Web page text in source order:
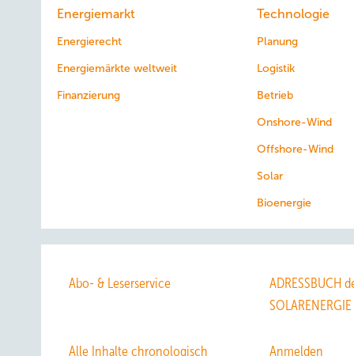
Energiemarkt
Energierecht
Energiemärkte weltweit
Finanzierung
Technologie
Planung
Logistik
Betrieb
Onshore-Wind
Offshore-Wind
Solar
Bioenergie
Abo- & Leserservice
ADRESSBUCH
SOLARENERGIE
Alle Inhalte chronologisch Anmelden